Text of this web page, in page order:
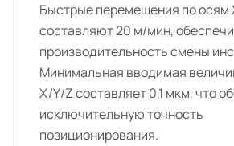
Быстрые перемещения по осям
составляют 20 м/мин,
производительность смены
Минимальная вводимая
X/Y/Z составляет 0,1 мкм, что
исключительную точность
позиционирования.